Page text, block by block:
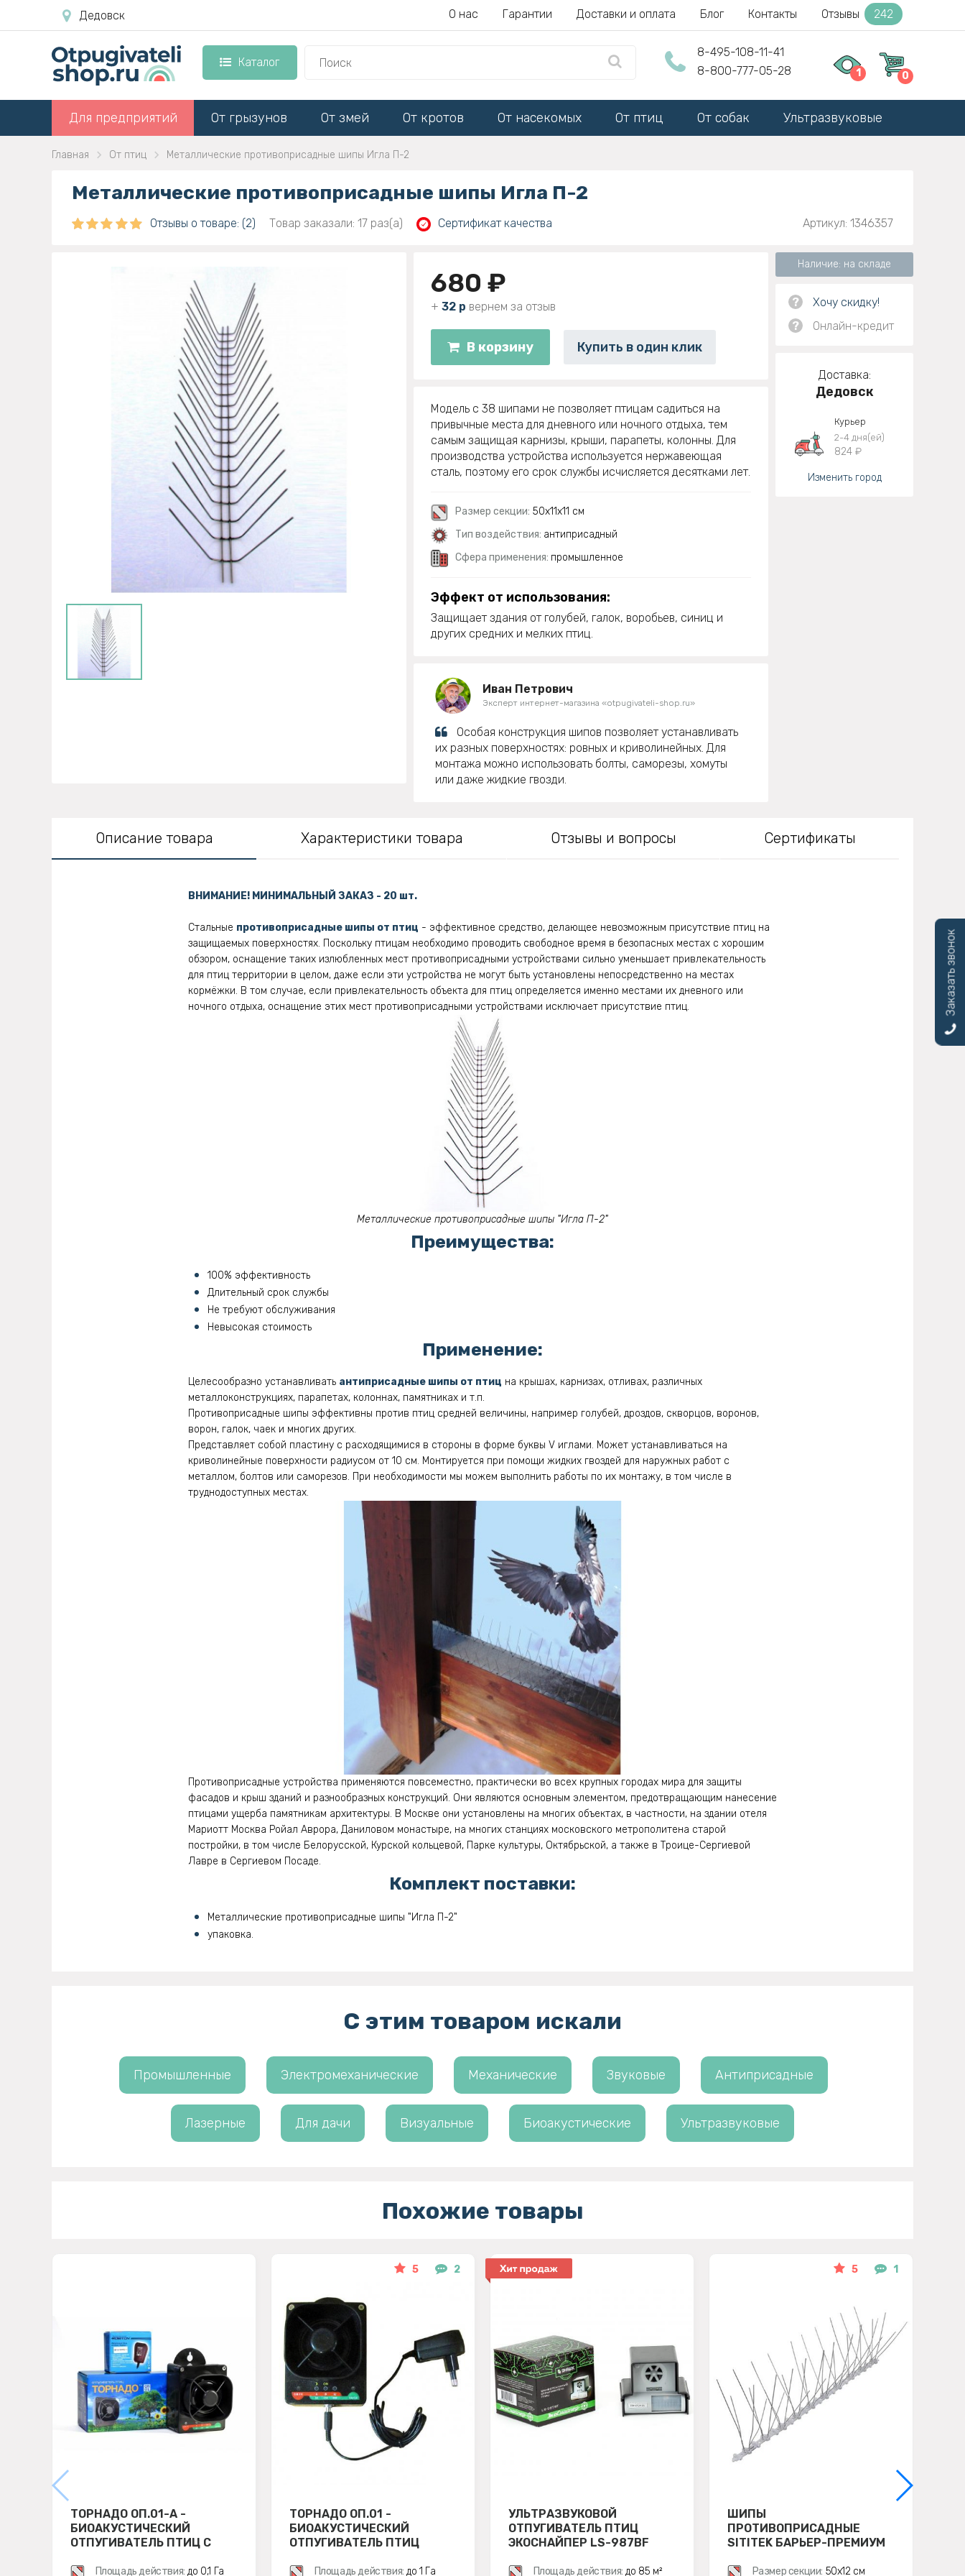
Дедовск О нас Гарантии Доставки и оплата Блог Контакты Отзывы 242
Каталог
8-495-108-11-41
8-800-777-05-28
1 0
Для предприятий От грызунов От змей От кротов От насекомых От птиц От собак Ультразвуковые
Главная От птиц Металлические противоприсадные шипы Игла П-2
Металлические противоприсадные шипы Игла П-2
Отзывы о товаре: (2) Товар заказали: 17 раз(а) Сертификат качества Артикул: 1346357
680 ₽
+ 32 р вернем за отзыв
В корзину Купить в один клик
Модель с 38 шипами не позволяет птицам садиться на
привычные места для дневного или ночного отдыха, тем
самым защищая карнизы, крыши, парапеты, колонны. Для
производства устройства используется нержавеющая
сталь, поэтому его срок службы исчисляется десятками лет.
Размер секции: 50х11х11 см
Тип воздействия: антиприсадный
Сфера применения: промышленное
Эффект от использования:
Защищает здания от голубей, галок, воробьев, синиц и
других средних и мелких птиц.
Иван Петрович
Эксперт интернет-магазина «otpugivateli-shop.ru»
Особая конструкция шипов позволяет устанавливать
их разных поверхностях: ровных и криволинейных. Для
монтажа можно использовать болты, саморезы, хомуты
или даже жидкие гвозди.
Наличие: на складе
?
Хочу скидку!
?
Онлайн-кредит
Доставка:
Дедовск
Курьер
2-4 дня(ей)
824 ₽
Изменить город
Описание товара Характеристики товара Отзывы и вопросы Сертификаты
ВНИМАНИЕ! МИНИМАЛЬНЫЙ ЗАКАЗ - 20 шт.
Стальные противоприсадные шипы от птиц - эффективное средство, делающее невозможным присутствие птиц на
защищаемых поверхностях. Поскольку птицам необходимо проводить свободное время в безопасных местах с хорошим
обзором, оснащение таких излюбленных мест противоприсадными устройствами сильно уменьшает привлекательность
для птиц территории в целом, даже если эти устройства не могут быть установлены непосредственно на местах
кормёжки. В том случае, если привлекательность объекта для птиц определяется именно местами их дневного или
ночного отдыха, оснащение этих мест противоприсадными устройствами исключает присутствие птиц.
Металлические противоприсадные шипы "Игла П-2"
Преимущества:
100% эффективность
Длительный срок службы
Не требуют обслуживания
Невысокая стоимость
Применение:
Целесообразно устанавливать антиприсадные шипы от птиц на крышах, карнизах, отливах, различных
металлоконструкциях, парапетах, колоннах, памятниках и т.п.
Противоприсадные шипы эффективны против птиц средней величины, например голубей, дроздов, скворцов, воронов,
ворон, галок, чаек и многих других.
Представляет собой пластину с расходящимися в стороны в форме буквы V иглами. Может устанавливаться на
криволинейные поверхности радиусом от 10 см. Монтируется при помощи жидких гвоздей для наружных работ с
металлом, болтов или саморезов. При необходимости мы можем выполнить работы по их монтажу, в том числе в
труднодоступных местах.
Противоприсадные устройства применяются повсеместно, практически во всех крупных городах мира для защиты
фасадов и крыш зданий и разнообразных конструкций. Они являются основным элементом, предотвращающим нанесение
птицами ущерба памятникам архитектуры. В Москве они установлены на многих объектах, в частности, на здании отеля
Мариотт Москва Ройал Аврора, Даниловом монастыре, на многих станциях московского метрополитена старой
постройки, в том числе Белорусской, Курской кольцевой, Парке культуры, Октябрьской, а также в Троице-Сергиевой
Лавре в Сергиевом Посаде.
Комплект поставки:
Металлические противоприсадные шипы "Игла П-2"
упаковка.
С этим товаром искали
Промышленные Электромеханические Механические Звуковые Антиприсадные
Лазерные Для дачи Визуальные Биоакустические Ультразвуковые
Похожие товары
ТОРНАДО ОП.01-А -
БИОАКУСТИЧЕСКИЙ
ОТПУГИВАТЕЛЬ ПТИЦ С
Площадь действия: до 0,1 Га
5 2
ТОРНАДО ОП.01 -
БИОАКУСТИЧЕСКИЙ
ОТПУГИВАТЕЛЬ ПТИЦ
Площадь действия: до 1 Га
УЛЬТРАЗВУКОВОЙ
ОТПУГИВАТЕЛЬ ПТИЦ
ЭКОСНАЙПЕР LS-987BF
Площадь действия: до 85 м²
5 1
ШИПЫ
ПРОТИВОПРИСАДНЫЕ
SITITEK БАРЬЕР-ПРЕМИУМ
Размер секции: 50х12 см
Заказать звонок